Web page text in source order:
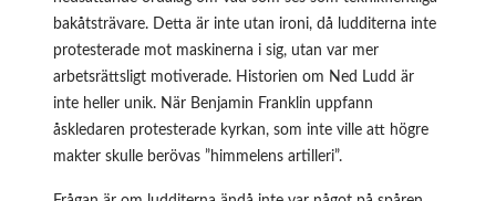
bakåtsträvare. Detta är inte utan ironi, då ludditerna inte
protesterade mot maskinerna i sig, utan var mer
arbetsrättsligt motiverade. Historien om Ned Ludd är
inte heller unik. När Benjamin Franklin uppfann
åskledaren protesterade kyrkan, som inte ville att högre
makter skulle berövas ”himmelens artilleri”.